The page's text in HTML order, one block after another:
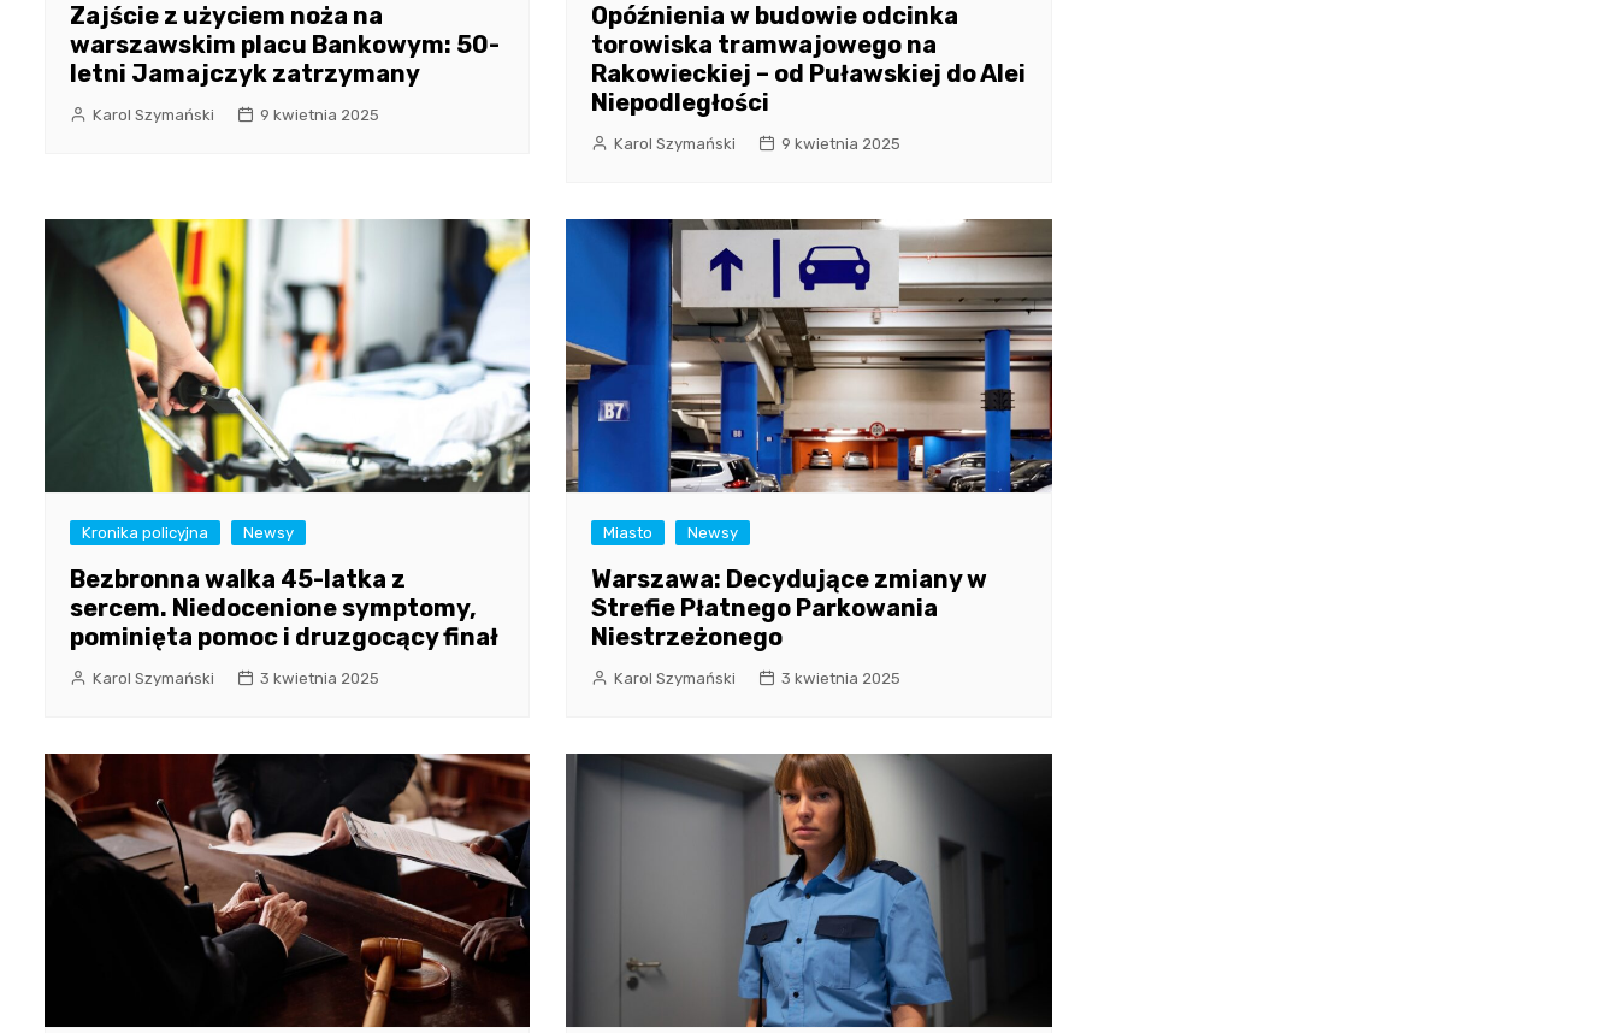
Zajście z użyciem noża na
warszawskim placu Bankowym: 50-
letni Jamajczyk zatrzymany
Karol Szymański 9 kwietnia 2025
Opóźnienia w budowie odcinka
torowiska tramwajowego na
Rakowieckiej – od Puławskiej do Alei
Niepodległości
Karol Szymański 9 kwietnia 2025
Kronika policyjna Newsy
Bezbronna walka 45-latka z
sercem. Niedocenione symptomy,
pominięta pomoc i druzgocący finał
Karol Szymański 3 kwietnia 2025
Miasto Newsy
Warszawa: Decydujące zmiany w
Strefie Płatnego Parkowania
Niestrzeżonego
Karol Szymański 3 kwietnia 2025